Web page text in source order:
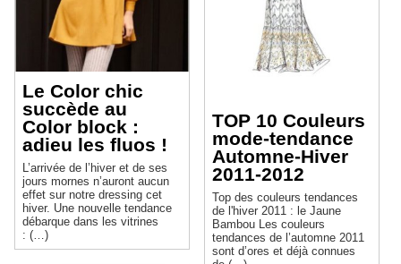
Le Color chic
succède au
Color block :
adieu les fluos !
L’arrivée de l’hiver et de ses
jours mornes n’auront aucun
effet sur notre dressing cet
hiver. Une nouvelle tendance
débarque dans les vitrines
: (…)
TOP 10 Couleurs
mode-tendance
Automne-Hiver
2011-2012
Top des couleurs tendances
de l'hiver 2011 : le Jaune
Bambou Les couleurs
tendances de l’automne 2011
sont d’ores et déjà connues